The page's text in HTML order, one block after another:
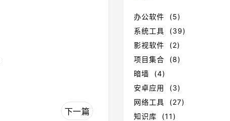
下一篇
办公软件 (5)
系统工具 (39)
影视软件 (2)
项目集合 (8)
暗墙 (4)
安卓应用 (3)
网络工具 (27)
知识库 (11)